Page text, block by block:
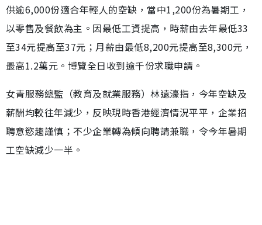
供逾6,000份適合年輕人的空缺，當中1,200份為暑期工，
以零售及餐飲為主。因最低工資提高，時薪由去年最低33
至34元提高至37元；月薪由最低8,200元提高至8,300元，
最高1.2萬元。博覽全日收到逾千份求職申請。
女青服務總監（教育及就業服務）林遠濠指，今年空缺及
薪酬均較往年減少，反映現時香港經濟情況平平，企業招
聘意慾趨謹慎；不少企業轉為傾向聘請兼職，令今年暑期
工空缺減少一半。